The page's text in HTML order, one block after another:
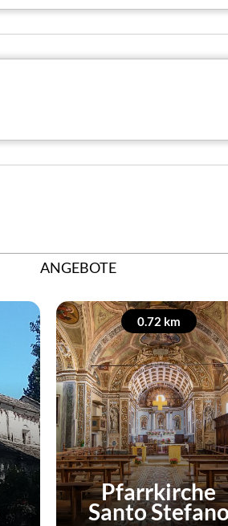
ANGEBOTE
0.72 km
Pfarrkirche
Santo